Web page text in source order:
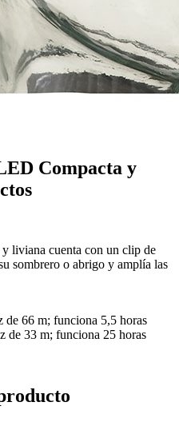
Compacta y
liviana cuenta con un clip de
sombrero o abrigo y amplía las
de 66 m; funciona 5,5 horas
de 33 m; funciona 25 horas